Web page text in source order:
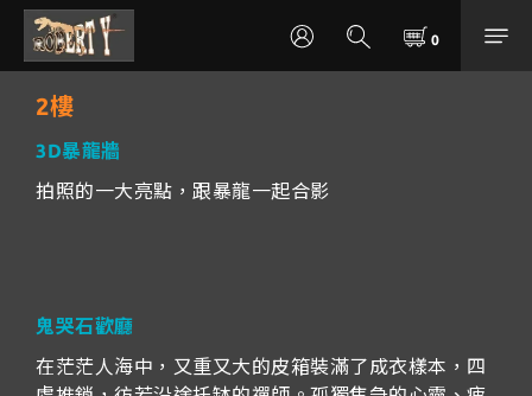
2樓
3D暴龍牆
拍照的一大亮點，跟暴龍一起合影
鬼哭石歡廳
在茫茫人海中，又重又大的皮箱裝滿了成衣樣本，四